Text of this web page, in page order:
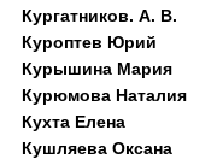
Кургатников. А. В.
Куроптев Юрий
Курышина Мария
Курюмова Наталия
Кухта Елена
Кушляева Оксана